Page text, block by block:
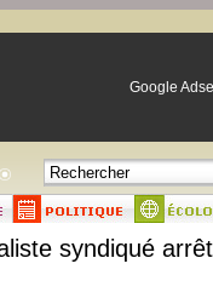
Google
syndiqué